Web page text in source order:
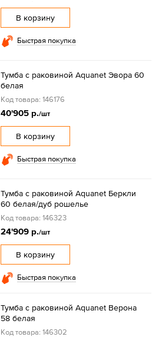
В корзину
Быстрая покупка
Тумба с раковиной Aquanet Эвора 60
белая
Код товара: 146176
40'905 р./шт
В корзину
Быстрая покупка
Тумба с раковиной Aquanet Беркли
60 белая/дуб рошелье
Код товара: 146323
24'909 р./шт
В корзину
Быстрая покупка
Тумба с раковиной Aquanet Верона
58 белая
Код товара: 146302